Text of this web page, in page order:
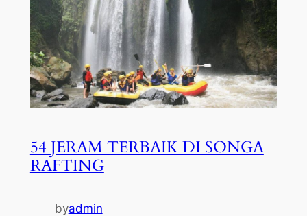
54 JERAM TERBAIK DI SONGA
RAFTING
byadmin